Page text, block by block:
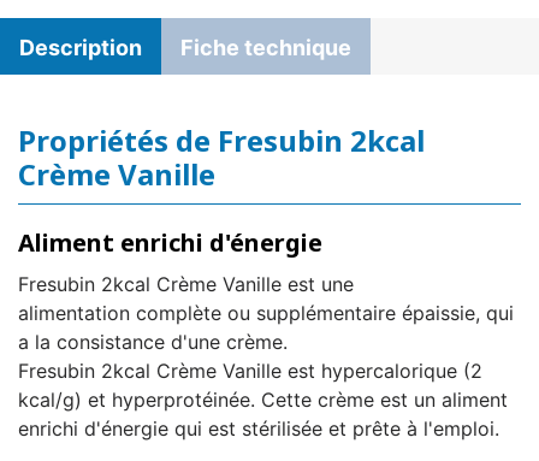
Description Fiche technique
Propriétés de Fresubin 2kcal
Crème Vanille
Aliment enrichi d'énergie
Fresubin 2kcal Crème Vanille est une
alimentation complète ou supplémentaire épaissie, qui
a la consistance d'une crème.
Fresubin 2kcal Crème Vanille est hypercalorique (2
kcal/g) et hyperprotéinée. Cette crème est un aliment
enrichi d'énergie qui est stérilisée et prête à l'emploi.